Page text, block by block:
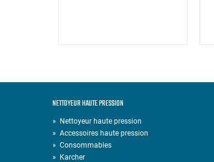
NETTOYEUR HAUTE PRESSION
» Nettoyeur haute pression
» Accessoires haute pression
» Consommables
» Karcher